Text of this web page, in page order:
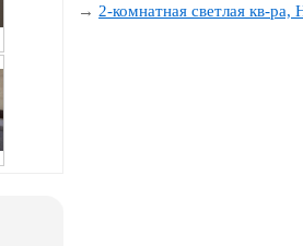
→ 2-комнатная светлая кв-